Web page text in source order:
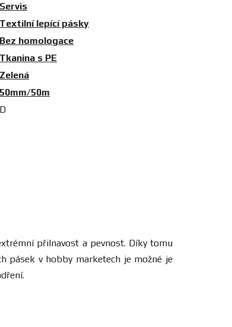
Servis
Textilní lepící pásky
Bez homologace
Tkanina s PE
Zelená
50mm/50m
D
přilnavost a pevnost. Díky tomu
pásek v hobby marketech je možné je